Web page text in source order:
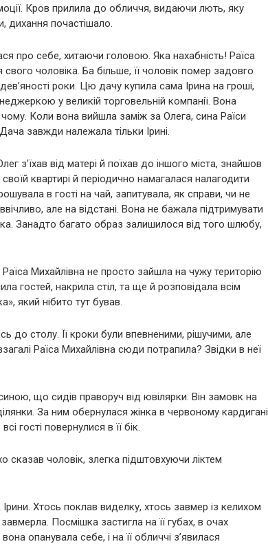
Кров прилила до обличчя, видаючи лють, яку
дихання почастішало.
про себе, хитаючи головою. Яка нахабність! Раїса
чоловіка. Ба більше, її чоловік помер задовго
роки. Цю дачу купила сама Ірина на гроші,
у великій торговельній компанії. Вона
Коли вона вийшла заміж за Олега, сина Раїси
завжди належала тільки Ірині.
з’їхав від матері й поїхав до іншого міста, знайшов
квартирі й періодично намагалася налагодити
в гості на чай, запитувала, як справи, чи не
але на відстані. Вона не бажала підтримувати
Занадто багато образ залишилося від того шлюбу,
Михайлівна не просто зайшла на чужу територію
гостей, накрила стіл, та ще й розповідала всім
який нібито тут бував.
до столу. Її кроки були впевненими, рішучими, але
Раїса Михайлівна сюди потрапила? Звідки в неї
що сидів праворуч від ювілярки. Він замовк на
За ним обернулася жінка в червоному кардигані
гості повернулися в її бік.
чоловік, злегка підштовхуючи ліктем
Хтось поклав виделку, хтось завмер із келихом
Посмішка застигла на її губах, в очах
опанувала себе, і на її обличчі з’явилася